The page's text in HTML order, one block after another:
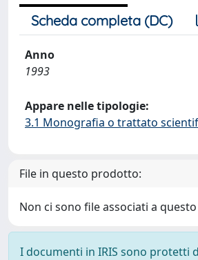
Scheda completa (DC)
Anno
1993
Appare nelle tipologie:
3.1 Monografia o trattato
File in questo prodotto:
Non ci sono file associati a
I documenti in IRIS sono protetti